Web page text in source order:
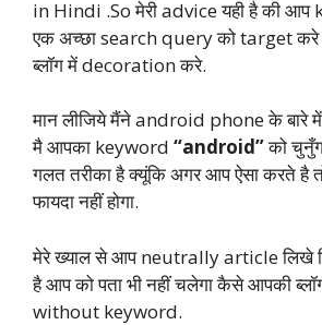
in Hindi .So मेरी advice यही है की
एक अच्छा search query को target
ब्लॉग में decoration करे.
मान लीजिये मैंने android phone के बारे
मै आपका keyword “android”को
गलत तरीका है क्यूंकि अगर आप ऐसा करते है
फायदा नहीं होगा.
मेरे ख्याल से आप neutrally article लिखे
है आप को पता भी नहीं चलेगा कैसे आपकी
without keyword.